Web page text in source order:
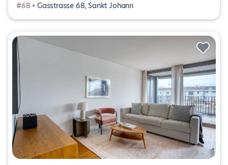
#68 • Gasstrasse 68, Sankt Johann